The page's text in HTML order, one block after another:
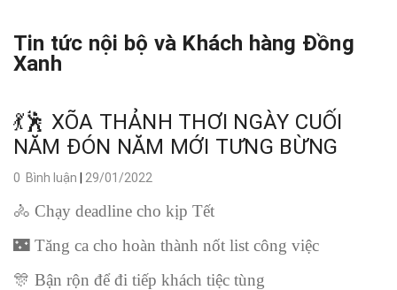
Tin tức nội bộ và Khách hàng Đồng
Xanh
💃🕺 XÕA THẢNH THƠI NGÀY CUỐI
NĂM ĐÓN NĂM MỚI TƯNG BỪNG
0 Bình luận 29/01/2022
🚴 Chạy deadline cho kịp Tết
🌃 Tăng ca cho hoàn thành nốt list công việc
🎊 Bận rộn để đi tiếp khách tiệc tùng